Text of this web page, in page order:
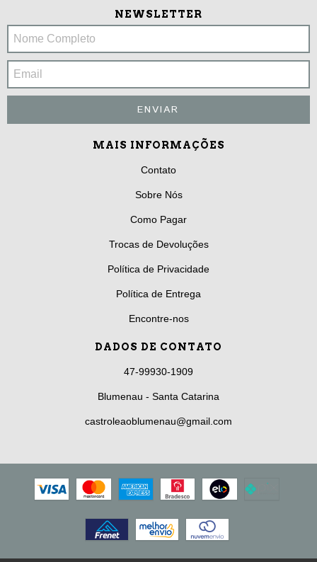
NEWSLETTER
MAIS INFORMAÇÕES
Contato
Sobre Nós
Como Pagar
Trocas de Devoluções
Política de Privacidade
Política de Entrega
Encontre-nos
DADOS DE CONTATO
47-99930-1909
Blumenau - Santa Catarina
castroleaoblumenau@gmail.com